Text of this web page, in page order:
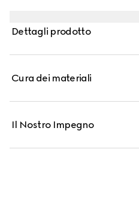
Dettagli prodotto
Cura dei materiali
Il Nostro Impegno